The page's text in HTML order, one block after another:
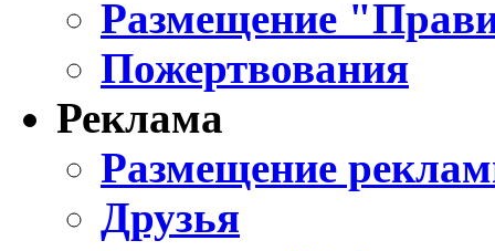
Размещение
Пожертвования
Реклама
Размещение
Друзья